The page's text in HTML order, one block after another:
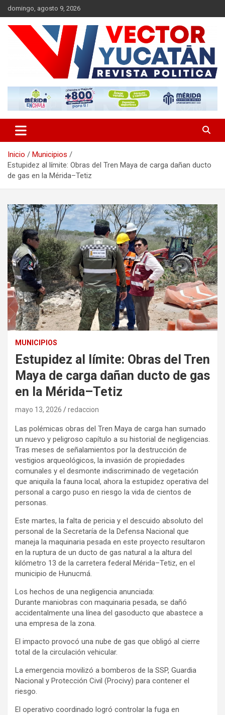
Saltar
al
contenido
domingo, agosto 9, 2026
Vector Yucatán
Inicio
Municipios
Estupidez al límite: Obras del Tren Maya de carga dañan ducto
de gas en la Mérida–Tetiz
MUNICIPIOS
Estupidez al límite: Obras del Tren
Maya de carga dañan ducto de gas
en la Mérida–Tetiz
mayo 13, 2026 redaccion
Las polémicas obras del Tren Maya de carga han sumado
un nuevo y peligroso capítulo a su historial de negligencias.
Tras meses de señalamientos por la destrucción de
vestigios arqueológicos, la invasión de propiedades
comunales y el desmonte indiscriminado de vegetación
que aniquila la fauna local, ahora la estupidez operativa del
personal a cargo puso en riesgo la vida de cientos de
personas.
Este martes, la falta de pericia y el descuido absoluto del
personal de la Secretaría de la Defensa Nacional que
maneja la maquinaria pesada en este proyecto resultaron
en la ruptura de un ducto de gas natural a la altura del
kilómetro 13 de la carretera federal Mérida–Tetiz, en el
municipio de Hunucmá.
Los hechos de una negligencia anunciada:
Durante maniobras con maquinaria pesada, se dañó
accidentalmente una línea del gasoducto que abastece a
una empresa de la zona.
El impacto provocó una nube de gas que obligó al cierre
total de la circulación vehicular.
La emergencia movilizó a bomberos de la SSP, Guardia
Nacional y Protección Civil (Procivy) para contener el
riesgo.
El operativo coordinado logró controlar la fuga en